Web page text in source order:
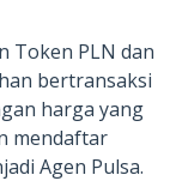
Token PLN dan
bertransaksi
harga yang
mendaftar
Agen Pulsa.